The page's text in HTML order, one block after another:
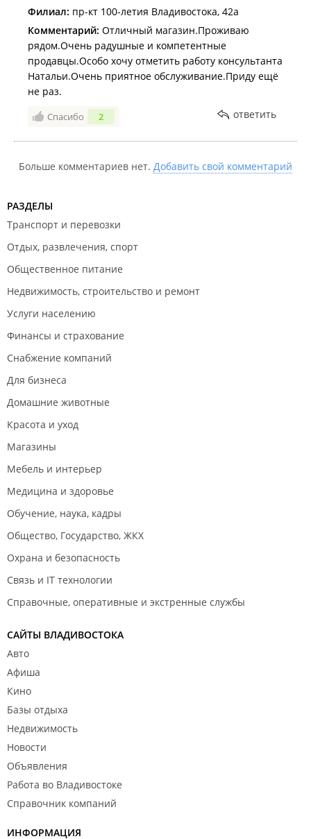
Филиал: пр-кт 100-летия Владивостока, 42а
Комментарий: Отличный магазин.Проживаю
рядом.Очень радушные и компетентные
продавцы.Особо хочу отметить работу консультанта
Натальи.Очень приятное обслуживание.Приду ещё
не раз.
Спасибо 2 ответить
Больше комментариев нет. Добавить свой комментарий
РАЗДЕЛЫ
Транспорт и перевозки
Отдых, развлечения, спорт
Общественное питание
Недвижимость, строительство и ремонт
Услуги населению
Финансы и страхование
Снабжение компаний
Для бизнеса
Домашние животные
Красота и уход
Магазины
Мебель и интерьер
Медицина и здоровье
Обучение, наука, кадры
Общество, Государство, ЖКХ
Охрана и безопасность
Связь и IT технологии
Справочные, оперативные и экстренные службы
САЙТЫ ВЛАДИВОСТОКА
Авто
Афиша
Кино
Базы отдыха
Недвижимость
Новости
Объявления
Работа во Владивостоке
Справочник компаний
ИНФОРМАЦИЯ